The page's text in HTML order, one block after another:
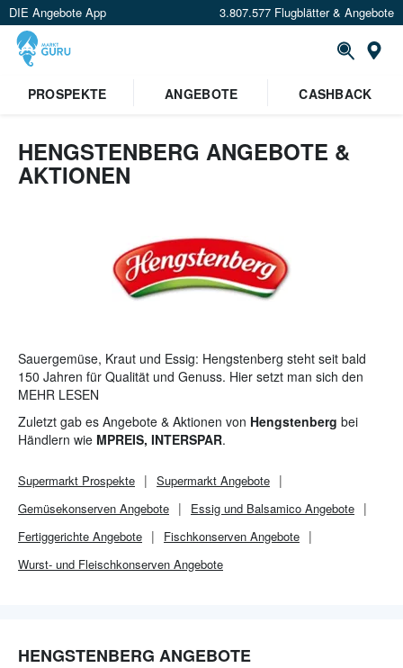
DIE Angebote App 3.807.577 Flugblätter & Angebote
PROSPEKTE
ANGEBOTE CASHBACK
HENGSTENBERG ANGEBOTE &
AKTIONEN
Sauergemüse, Kraut und Essig: Hengstenberg steht seit bald
150 Jahren für Qualität und Genuss. Hier setzt man sich den
Anspruch so wenig Inhaltsstoffe wie möglich zu verwenden um
ein perfektes Endergebnis abzuliefern.
MEHR LESEN
Zuletzt gab es Angebote & Aktionen von Hengstenberg bei
Händlern wie MPREIS, INTERSPAR.
Supermarkt Prospekte Supermarkt Angebote
Gemüsekonserven Angebote
Essig und Balsamico Angebote
Fertiggerichte Angebote
Fischkonserven Angebote
Wurst- und Fleischkonserven Angebote
HENGSTENBERG ANGEBOTE